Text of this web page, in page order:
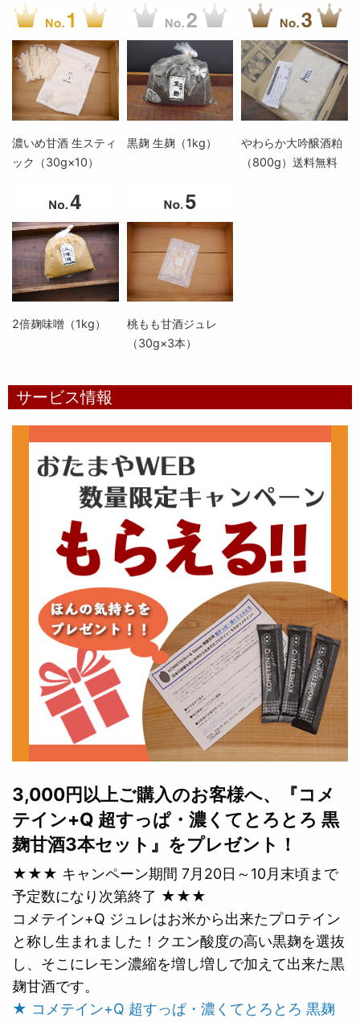
濃いめ甘酒 生スティ
ック（30g×10）
黒麹 生麹（1kg）
やわらか大吟醸酒粕
（800g）送料無料
2倍麹味噌（1kg）
桃もも甘酒ジュレ
（30g×3本）
サービス情報
3,000円以上ご購入のお客様へ、『コメ
テイン+Q 超すっぱ・濃くてとろとろ 黒
麹甘酒3本セット』をプレゼント！
★★★ キャンペーン期間 7月20日～10月末頃まで
予定数になり次第終了 ★★★
コメテイン+Q ジュレはお米から出来たプロテイン
と称し生まれました！クエン酸度の高い黒麹を選抜
し、そこにレモン濃縮を増し増しで加えて出来た黒
麹甘酒です。
★ コメテイン+Q 超すっぱ・濃くてとろとろ 黒麹